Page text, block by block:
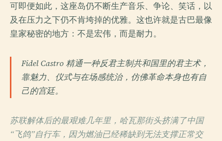
可即便如此，这座岛仍不断生产音乐、争论、笑话，以
及在压力之下仍不肯垮掉的优雅。这也许就是古巴最像
皇家秘密的地方：不是宏伟，而是耐力。
Fidel Castro 精通一种反君主制共和国里的君主术，
靠魅力、仪式与在场感统治，仿佛革命本身也有自
己的宫廷。
苏联解体后的最艰难几年里，哈瓦那街头挤满了中国
“飞鸽”自行车，因为燃油已经稀缺到无法支撑正常交